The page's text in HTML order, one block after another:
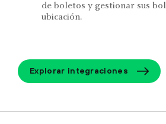
de boletos y gestionar sus
ubicación.
Explorar integraciones